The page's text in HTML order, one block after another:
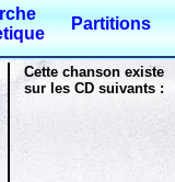
Partitions
Cette chanson existe
sur les CD suivants :